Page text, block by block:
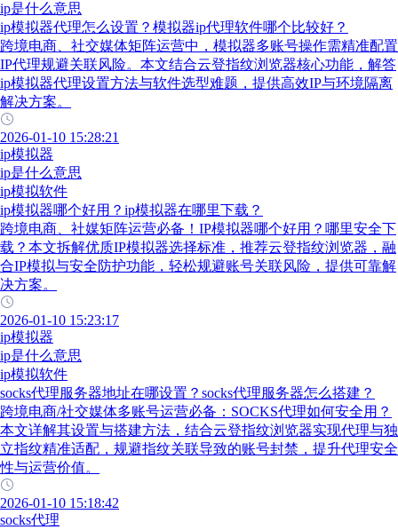
ip是什么意思
ip模拟器代理怎么设置？模拟器ip代理软件哪个比较好？
跨境电商、社交媒体矩阵运营中，模拟器多账号操作需精准配置
IP代理规避关联风险。本文结合云登指纹浏览器核心功能，解答
ip模拟器代理设置方法与软件选型难题，提供高效IP与环境隔离
解决方案。
2026-01-10 15:28:21
ip模拟器
ip是什么意思
ip模拟软件
ip模拟器哪个好用？ip模拟器在哪里下载？
跨境电商、社媒矩阵运营必备！IP模拟器哪个好用？哪里安全下
载？本文拆解优质IP模拟器选择标准，推荐云登指纹浏览器，融
合IP模拟与安全防护功能，轻松规避账号关联风险，提供可靠解
决方案。
2026-01-10 15:23:17
ip模拟器
ip是什么意思
ip模拟软件
socks代理服务器地址在哪设置？socks代理服务器怎么搭建？
跨境电商/社交媒体多账号运营必备：SOCKS代理如何安全用？
本文详解其设置与搭建方法，结合云登指纹浏览器实现代理与独
立指纹精准适配，规避指纹关联导致的账号封禁，提升代理安全
性与运营价值。
2026-01-10 15:18:42
socks代理